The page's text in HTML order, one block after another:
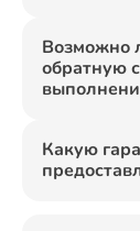
Возможно
обратную
Какую